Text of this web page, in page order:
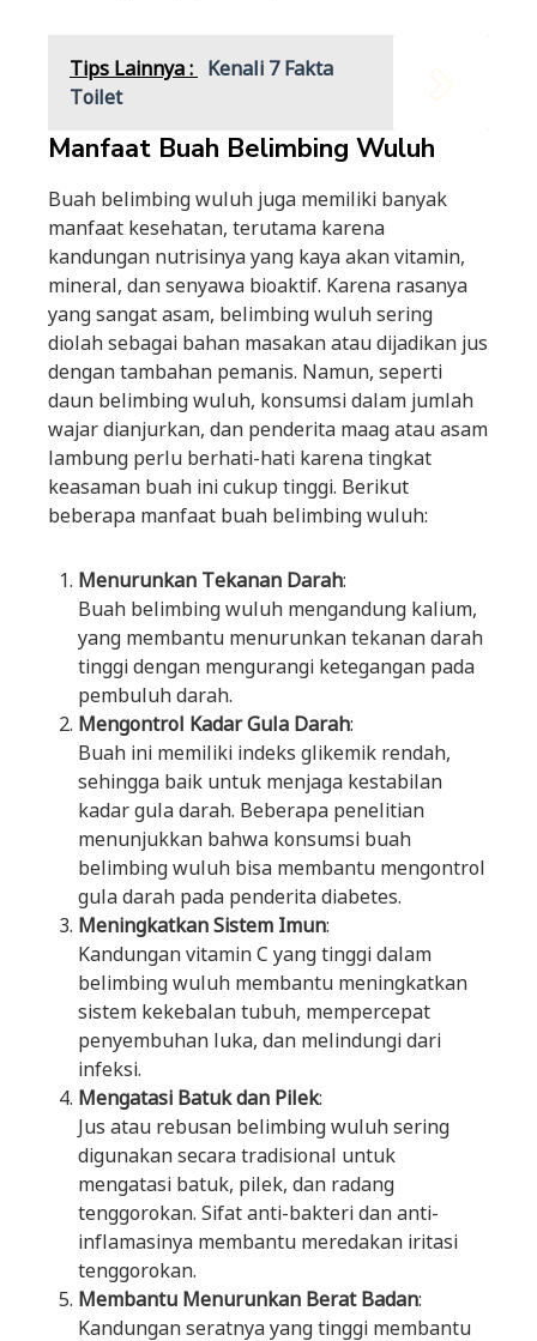
Tips Lainnya : Kenali 7 Fakta
Toilet
Manfaat Buah Belimbing Wuluh
Buah belimbing wuluh juga memiliki banyak
manfaat kesehatan, terutama karena
kandungan nutrisinya yang kaya akan vitamin,
mineral, dan senyawa bioaktif. Karena rasanya
yang sangat asam, belimbing wuluh sering
diolah sebagai bahan masakan atau dijadikan jus
dengan tambahan pemanis. Namun, seperti
daun belimbing wuluh, konsumsi dalam jumlah
wajar dianjurkan, dan penderita maag atau asam
lambung perlu berhati-hati karena tingkat
keasaman buah ini cukup tinggi. Berikut
beberapa manfaat buah belimbing wuluh:
Menurunkan Tekanan Darah:
Buah belimbing wuluh mengandung kalium,
yang membantu menurunkan tekanan darah
tinggi dengan mengurangi ketegangan pada
pembuluh darah.
Mengontrol Kadar Gula Darah:
Buah ini memiliki indeks glikemik rendah,
sehingga baik untuk menjaga kestabilan
kadar gula darah. Beberapa penelitian
menunjukkan bahwa konsumsi buah
belimbing wuluh bisa membantu mengontrol
gula darah pada penderita diabetes.
Meningkatkan Sistem Imun:
Kandungan vitamin C yang tinggi dalam
belimbing wuluh membantu meningkatkan
sistem kekebalan tubuh, mempercepat
penyembuhan luka, dan melindungi dari
infeksi.
Mengatasi Batuk dan Pilek:
Jus atau rebusan belimbing wuluh sering
digunakan secara tradisional untuk
mengatasi batuk, pilek, dan radang
tenggorokan. Sifat anti-bakteri dan anti-
inflamasinya membantu meredakan iritasi
tenggorokan.
Membantu Menurunkan Berat Badan:
Kandungan seratnya yang tinggi membantu